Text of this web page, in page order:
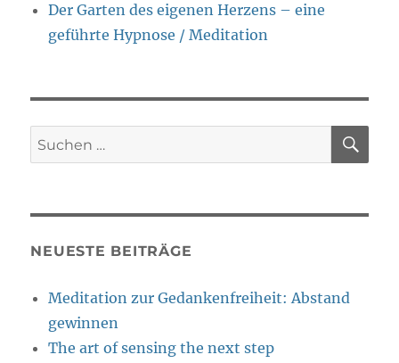
Der Garten des eigenen Herzens – eine
geführte Hypnose / Meditation
Suche
nach:
NEUESTE BEITRÄGE
Meditation zur Gedankenfreiheit: Abstand
gewinnen
The art of sensing the next step